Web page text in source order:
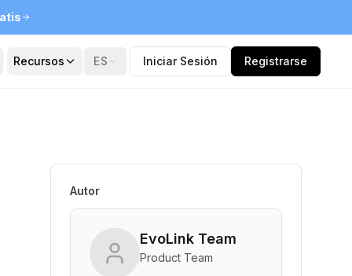
Recursos ES Iniciar Sesión Registrarse
Autor
EvoLink Team
Product Team